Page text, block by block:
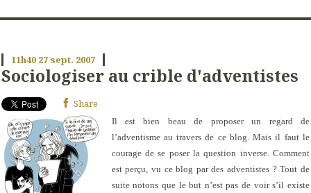
11h40 27 sept. 2007
Sociologiser au crible d'adventistes
Share
Il est bien beau de proposer un regard de
l’adventisme au travers de ce blog. Mais il faut le
courage de se poser la question inverse. Comment
est perçu, vu ce blog par des adventistes ? Tout de
suite notons que le but n’est pas de voir s’il existe